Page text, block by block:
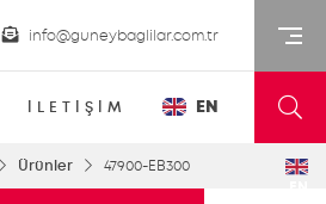
info@guneybaglilar.com.tr
İLETİŞİM EN
Ürünler 47900-EB300